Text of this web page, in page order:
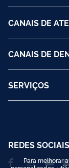
CANAIS DE
CANAIS DE
SERVIÇOS
REDES SOCIAIS
Para melhorar